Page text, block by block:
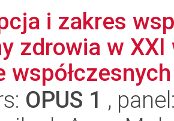
i zakres
zdrowia w
OPUS 1 ,